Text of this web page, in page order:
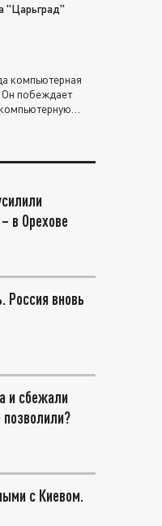
"Царьград"
компьютерная
Он побеждает
в Орехове
Россия вновь
и сбежали
с Киевом.